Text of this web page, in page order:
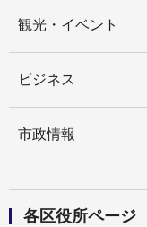
観光・イベント
ビジネス
市政情報
各区役所ページ